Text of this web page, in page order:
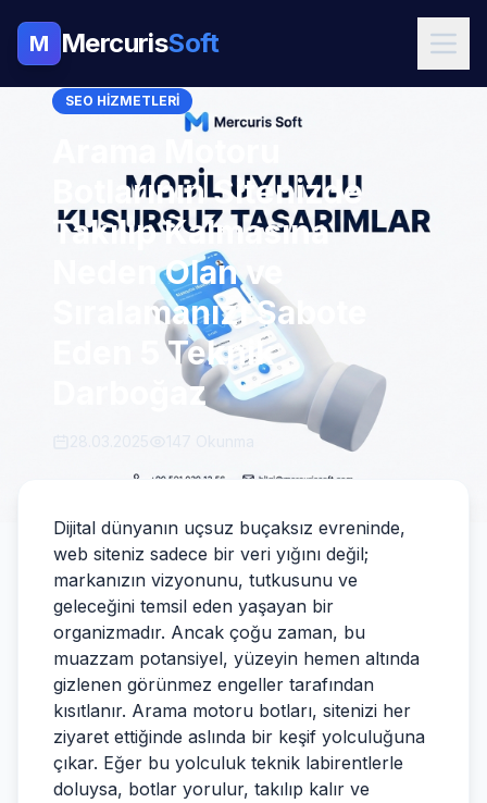
M MercurisSoft
SEO HIZMETLERI
Botlarının Sitenizde
Takılıp Kalmasına
Neden Olan ve
Sıralamanızı Sabote
Eden 5 Teknik
Darboğaz
Dijital dünyanın uçsuz buçaksız evreninde,
web siteniz sadece bir veri yığını değil;
markanızın vizyonunu, tutkusunu ve
geleceğini temsil eden yaşayan bir
organizmadır. Ancak çoğu zaman, bu
muazzam potansiyel, yüzeyin hemen altında
gizlenen görünmez engeller tarafından
kısıtlanır. Arama motoru botları, sitenizi her
ziyaret ettiğinde aslında bir keşif yolculuğuna
çıkar. Eğer bu yolculuk teknik labirentlerle
doluysa, botlar yorulur, takılıp kalır ve